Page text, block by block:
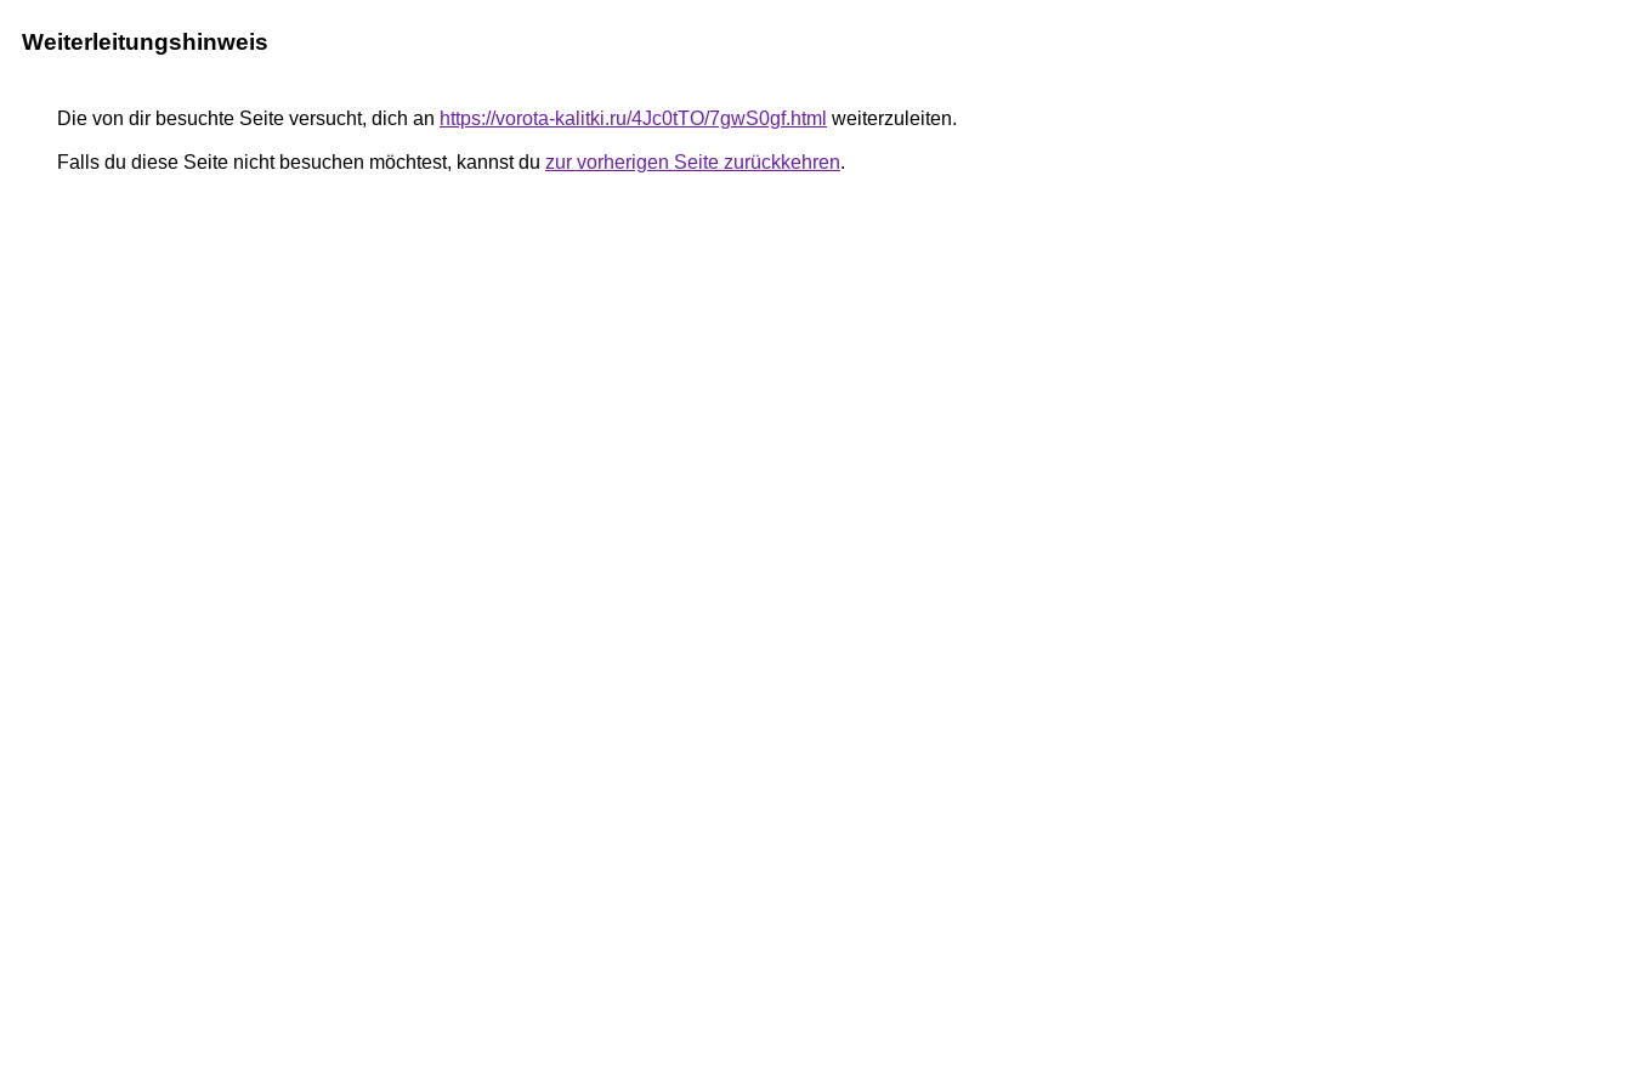
Weiterleitungshinweis
Die von dir besuchte Seite versucht, dich an https://vorota-kalitki.ru/4Jc0tTO/7gwS0gf.html weiterzuleiten.
Falls du diese Seite nicht besuchen möchtest, kannst du zur vorherigen Seite zurückkehren.